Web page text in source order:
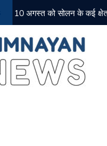
10 अगस्त को सोलन के कई